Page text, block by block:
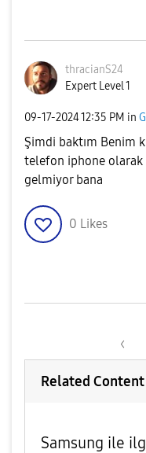
thracianS24
Expert Level 1
‎09-17-202412:35 PM in
Şimdi baktım Benim
telefon iphone
gelmiyor bana
0 Likes
Related Content
Samsung ile